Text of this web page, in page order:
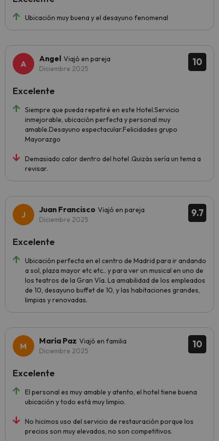
Ubicación muy buena y el desayuno fenomenal
10
Angel Viajó en pareja
Diciembre 2025
Siempre que pueda repetiré en este Hotel.Servicio
inmejorable, ubicación perfecta y personal muy
amable.Desayuno espectacular.Felicidades grupo
Mayorazgo
Demasiado calor dentro del hotel .Quizás sería un tema a
revisar.
Excelente
9.7
Juan Francisco Viajó en pareja
Diciembre 2025
Ubicación perfecta en el centro de Madrid para ir andando
a sol, plaza mayor etc etc.. y para ver un musical en uno de
los teatros de la Gran Vía. La amabilidad de los empleados
de 10, desayuno buffet de 10, y las habitaciones grandes,
limpias y renovadas.
Excelente
10
María Paz Viajó en familia
Diciembre 2025
El personal es muy amable y atento, el hotel tiene buena
ubicación y todo está muy limpio.
No hicimos uso del servicio de restauración porque los
precios son muy elevados, no son competitivos.
Excelente